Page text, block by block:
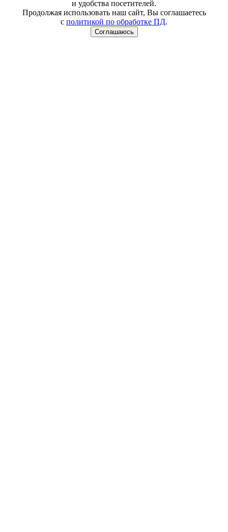
и удобства посетителей.
Продолжая использовать наш сайт, Вы соглашаетесь
с политикой по обработке ПД.
Соглашаюсь